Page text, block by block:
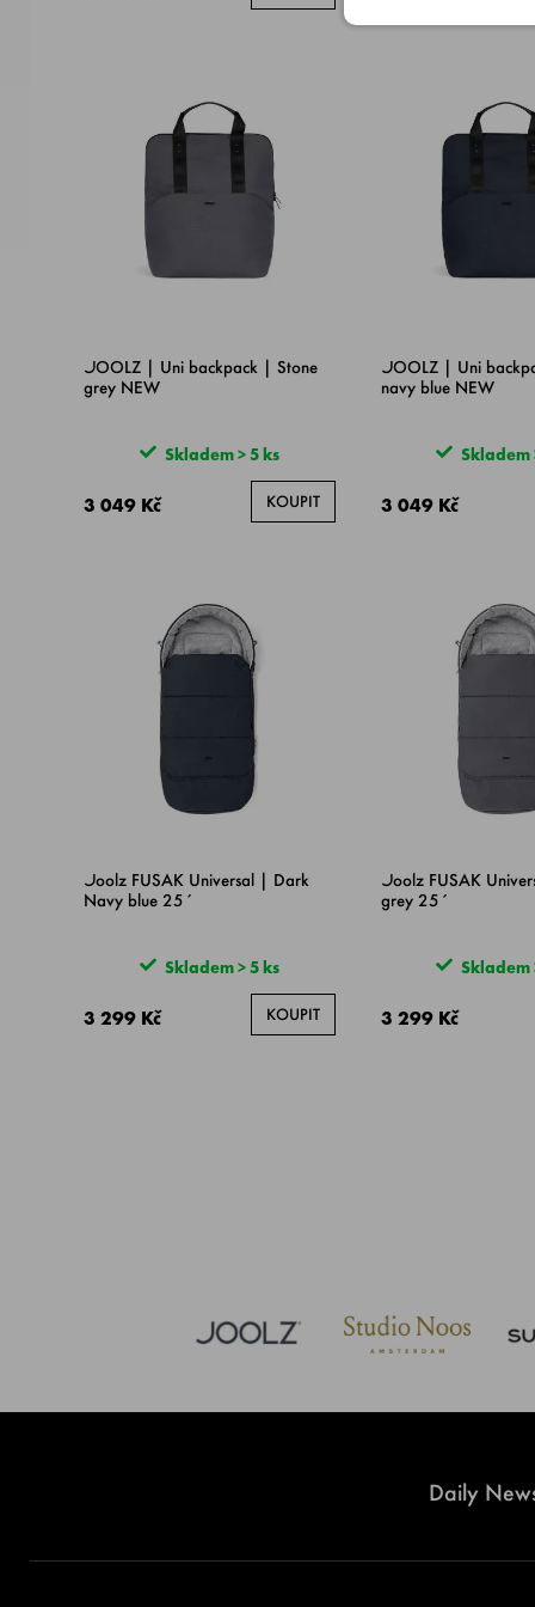
JOOLZ | Uni backpack | Stone
grey NEW
Skladem > 5 ks
3 049 Kč KOUPIT
JOOLZ | Uni
navy blue NEW
Skladem
3 049 Kč
Joolz FUSAK Universal | Dark
Navy blue 25´
Skladem > 5 ks
3 299 Kč KOUPIT
Joolz FUSAK
grey 25´
Skladem
3 299 Kč
Daily